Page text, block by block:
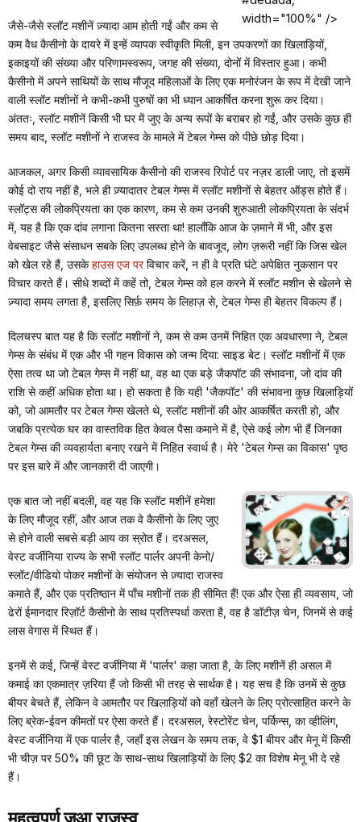
width="100%" />
जैसे-जैसे स्लॉट मशीनें ज़्यादा आम होती गईं और कम से
कम वैध कैसीनो के दायरे में इन्हें व्यापक स्वीकृति मिली, इन उपकरणों का खिलाड़ियों,
इकाइयों की संख्या और परिणामस्वरूप, जगह की संख्या, दोनों में विस्तार हुआ। कभी
कैसीनो में अपने साथियों के साथ मौजूद महिलाओं के लिए एक मनोरंजन के रूप में देखी जाने
वाली स्लॉट मशीनों ने कभी-कभी पुरुषों का भी ध्यान आकर्षित करना शुरू कर दिया।
अंततः, स्लॉट मशीनें किसी भी घर में जुए के अन्य रूपों के बराबर हो गईं, और उसके कुछ ही
समय बाद, स्लॉट मशीनों ने राजस्व के मामले में टेबल गेम्स को पीछे छोड़ दिया।
आजकल, अगर किसी व्यावसायिक कैसीनो की राजस्व रिपोर्ट पर नज़र डाली जाए, तो इसमें
कोई दो राय नहीं है, भले ही ज़्यादातर टेबल गेम्स में स्लॉट मशीनों से बेहतर ऑड्स होते हैं।
स्लॉट्स की लोकप्रियता का एक कारण, कम से कम उनकी शुरुआती लोकप्रियता के संदर्भ
में, यह है कि एक दांव लगाना कितना सस्ता था! हालाँकि आज के ज़माने में भी, और इस
वेबसाइट जैसे संसाधन सबके लिए उपलब्ध होने के बावजूद, लोग ज़रूरी नहीं कि जिस खेल
को खेल रहे हैं, उसकेहाउस एज परविचार करें, न ही वे प्रति घंटे अपेक्षित नुकसान पर
विचार करते हैं। सीधे शब्दों में कहें तो, टेबल गेम्स को हल करने में स्लॉट मशीन से खेलने से
ज़्यादा समय लगता है, इसलिए सिर्फ़ समय के लिहाज़ से, टेबल गेम्स ही बेहतर विकल्प हैं।
दिलचस्प बात यह है कि स्लॉट मशीनों ने, कम से कम उनमें निहित एक अवधारणा ने, टेबल
गेम्स के संबंध में एक और भी गहन विकास को जन्म दिया: साइड बेट। स्लॉट मशीनों में एक
ऐसा तत्व था जो टेबल गेम्स में नहीं था, वह था एक बड़े जैकपॉट की संभावना, जो दांव की
राशि से कहीं अधिक होता था। हो सकता है कि यही 'जैकपॉट' की संभावना कुछ खिलाड़ियों
को, जो आमतौर पर टेबल गेम्स खेलते थे, स्लॉट मशीनों की ओर आकर्षित करती हो, और
जबकि प्रत्येक घर का वास्तविक हित केवल पैसा कमाने में है, ऐसे कई लोग भी हैं जिनका
टेबल गेम्स की व्यवहार्यता बनाए रखने में निहित स्वार्थ है। मेरे 'टेबल गेम्स का विकास' पृष्ठ
पर इस बारे में और जानकारी दी जाएगी।
एक बात जो नहीं बदली, वह यह कि स्लॉट मशीनें हमेशा
के लिए मौजूद रहीं, और आज तक वे कैसीनो के लिए जुए
से होने वाली सबसे बड़ी आय का स्रोत हैं। दरअसल,
वेस्ट वर्जीनिया राज्य के सभी स्लॉट पार्लर अपनी केनो/
स्लॉट/वीडियो पोकर मशीनों के संयोजन से ज़्यादा राजस्व
कमाते हैं, और एक प्रतिष्ठान में पाँच मशीनों तक ही सीमित हैं! एक और ऐसा ही व्यवसाय, जो
ढेरों ईमानदार रिज़ॉर्ट कैसीनो के साथ प्रतिस्पर्धा करता है, वह है डॉटीज़ चेन, जिनमें से कई
लास वेगास में स्थित हैं।
इनमें से कई, जिन्हें वेस्ट वर्जीनिया में 'पार्लर' कहा जाता है, के लिए मशीनें ही असल में
कमाई का एकमात्र ज़रिया हैं जो किसी भी तरह से सार्थक है। यह सच है कि उनमें से कुछ
बीयर बेचते हैं, लेकिन वे आमतौर पर खिलाड़ियों को वहाँ खेलने के लिए प्रोत्साहित करने के
लिए ब्रेक-ईवन कीमतों पर ऐसा करते हैं। दरअसल, रेस्टोरेंट चेन, पर्किन्स, का व्हीलिंग,
वेस्ट वर्जीनिया में एक पार्लर है, जहाँ इस लेखन के समय तक, वे $1 बीयर और मेनू में किसी
भी चीज़ पर 50% की छूट के साथ-साथ खिलाड़ियों के लिए $2 का विशेष मेनू भी दे रहे
हैं।